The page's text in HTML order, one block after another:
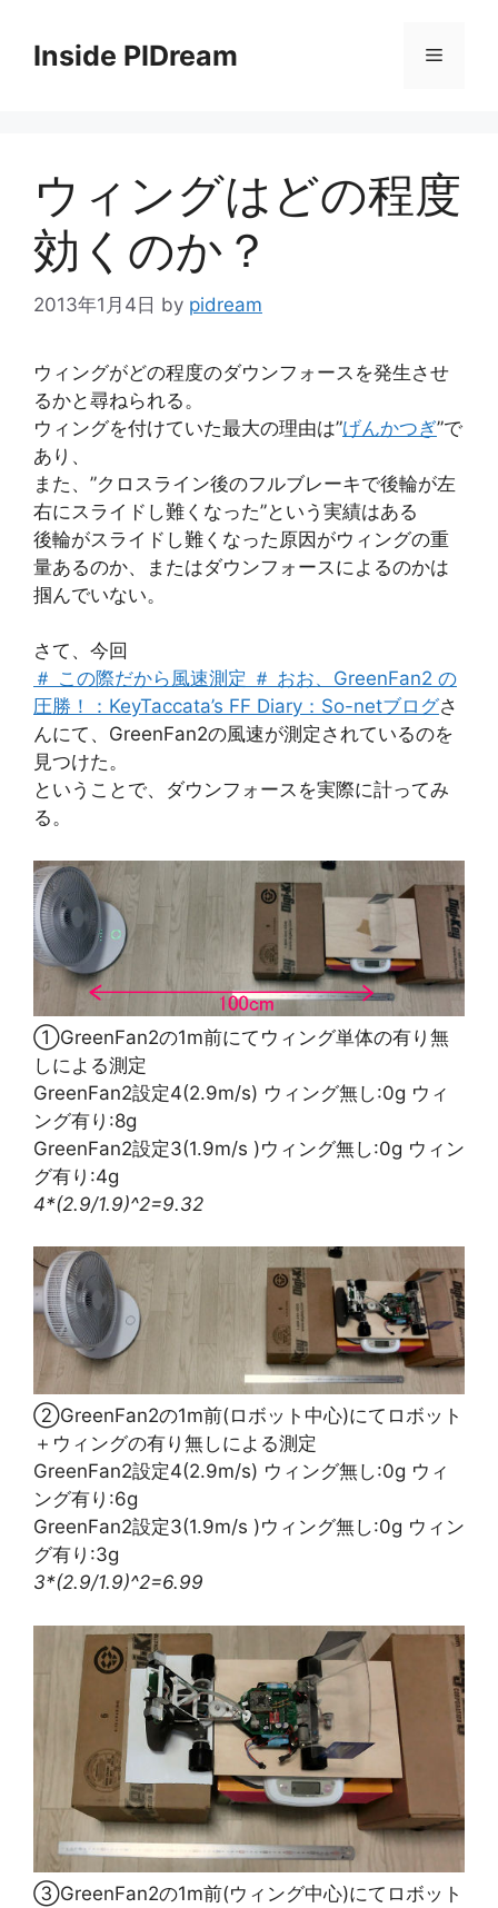
Inside PIDream メ
ュ
ウィングはどの程度
効くのか？
2013年1月4日 by pidream
ウィングがどの程度のダウンフォースを発生させ
るかと尋ねられる。
ウィングを付けていた最大の理由は”げんかつぎ”で
あり、
また、”クロスライン後のフルブレーキで後輪が左
右にスライドし難くなった”という実績はある
後輪がスライドし難くなった原因がウィングの重
量あるのか、またはダウンフォースによるのかは
掴んでいない。
さて、今回
＃ この際だから風速測定 ＃ おお、GreenFan2 の
圧勝！：KeyTaccata’s FF Diary：So-netブログさ
んにて、GreenFan2の風速が測定されているのを
見つけた。
ということで、ダウンフォースを実際に計ってみ
る。
①GreenFan2の1m前にてウィング単体の有り無
しによる測定
GreenFan2設定4(2.9m/s) ウィング無し:0g ウィ
ング有り:8g
GreenFan2設定3(1.9m/s )ウィング無し:0g ウィン
グ有り:4g
4*(2.9/1.9)^2=9.32
②GreenFan2の1m前(ロボット中心)にてロボット
＋ウィングの有り無しによる測定
GreenFan2設定4(2.9m/s) ウィング無し:0g ウィ
ング有り:6g
GreenFan2設定3(1.9m/s )ウィング無し:0g ウィン
グ有り:3g
3*(2.9/1.9)^2=6.99
③GreenFan2の1m前(ウィング中心)にてロボット